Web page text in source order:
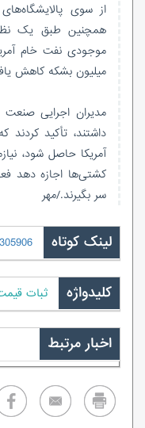
از سوی
همچنین طبق یک
میلیون بشکه کاهش
مدیران اجرایی
داشتند، تأکید
آمریکا حاصل شود،
کشتی‌ها اجازه دهد
سر بگیرند./مهر
لینک کوتاه
کلیدواژه ثبات
اخبار مرتبط